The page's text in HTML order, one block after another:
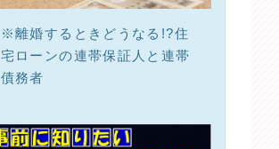
※離婚するときどうなる!?住
宅ローンの連帯保証人と連帯
債務者